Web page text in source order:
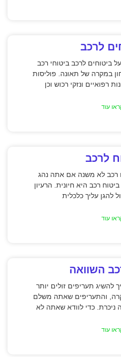
לרכב
ביטוחים לרכב ביטוחי רכב
במקרה של תאונה. פוליסות
רפואיים ונזקי רכוש וכן
עוד
לרכב
רכב לא משנה אם אתה נהג
רכב היא חיונית. הרעיון
להגן עליך כלכלית
עוד
השוואה
להשיג תעריפים זולים יותר
והתעריפים שאתה משלם
ניכרת. כדי לוודא שאתה לא
עוד